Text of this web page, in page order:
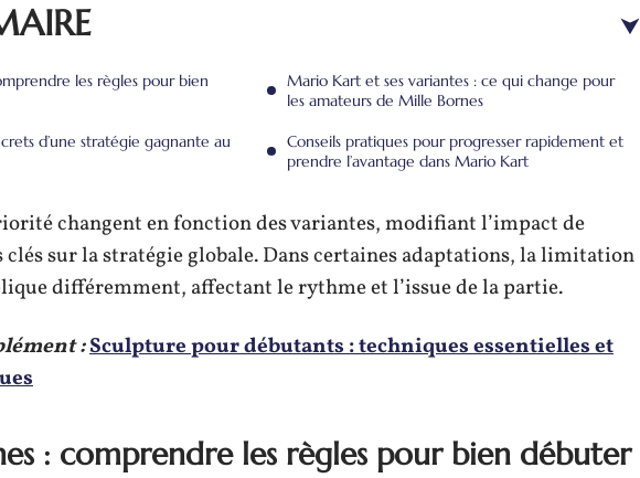
les règles pour bien
d’une stratégie gagnante au
Mario Kart et ses variantes : ce qui change pour
les amateurs de Mille Bornes
Conseils pratiques pour progresser rapidement et
prendre l’avantage dans Mario Kart
changent en fonction des variantes, modifiant l’impact de
clés sur la stratégie globale. Dans certaines adaptations, la limitation
différemment, affectant le rythme et l’issue de la partie.
:Sculpture pour débutants : techniques essentielles et
: comprendre les règles pour bien débuter